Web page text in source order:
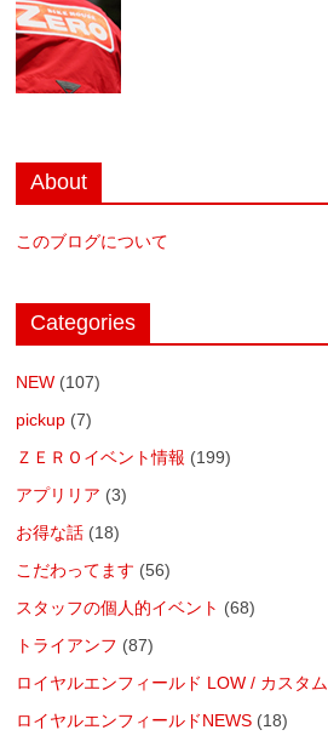
About
このブログについて
Categories
NEW (107)
pickup (7)
ＺＥＲＯイベント情報 (199)
アプリリア (3)
お得な話 (18)
こだわってます (56)
スタッフの個人的イベント (68)
トライアンフ (87)
ロイヤルエンフィールド LOW / カスタム
ロイヤルエンフィールドNEWS (18)